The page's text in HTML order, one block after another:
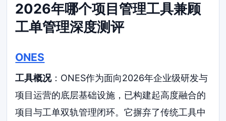
2026年哪个项目管理工具兼顾
工单管理深度测评
ONES
工具概况：ONES作为面向2026年企业级研发与
项目运营的底层基础设施，已构建起高度融合的
项目与工单双轨管理闭环。它摒弃了传统工具中